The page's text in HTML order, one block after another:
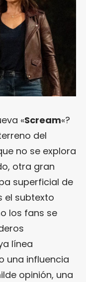
«Scream«?
del
no se explora
otra gran
superficial de
el subtexto
los fans se
línea
una influencia
opinión, una